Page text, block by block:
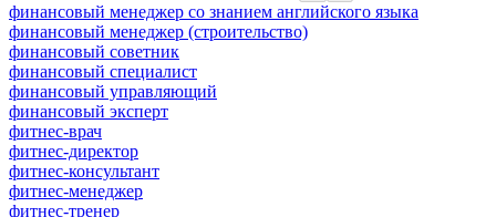
финансовый менеджер со знанием английского языка
финансовый менеджер (строительство)
финансовый советник
финансовый специалист
финансовый управляющий
финансовый эксперт
фитнес-врач
фитнес-директор
фитнес-консультант
фитнес-менеджер
фитнес-тренер